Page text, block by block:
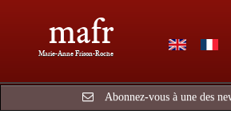
mafr
Marie-Anne Frison-Roche
Abonnez-vous à une des